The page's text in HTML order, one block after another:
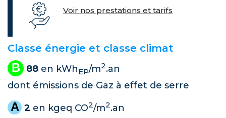
Voir nos prestations et tarifs
Classe énergie et classe climat
B 88 en kWhEP/m2.an
dont émissions de Gaz à effet de serre
A 2 en kgeq CO2/m2.an